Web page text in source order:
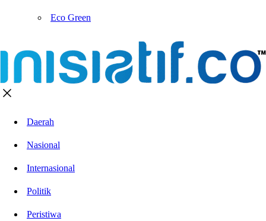
Eco Green
Daerah
Nasional
Internasional
Politik
Peristiwa